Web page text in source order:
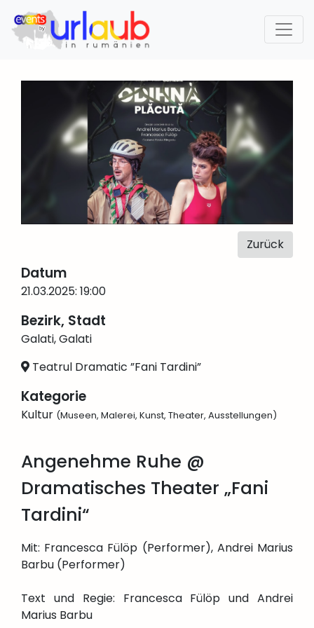
Zurück
Datum
21.03.2025: 19:00
Bezirk, Stadt
Galati, Galati
Teatrul Dramatic ”Fani Tardini”
Kategorie
Kultur (Museen, Malerei, Kunst, Theater, Ausstellungen)
Angenehme Ruhe @
Dramatisches Theater „Fani
Tardini“
Mit: Francesca Fülöp (Performer), Andrei Marius
Barbu (Performer)
Text und Regie: Francesca Fülöp und Andrei
Marius Barbu